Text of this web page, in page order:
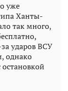
уже
Ханты-
так много,
ударов ВСУ
однако